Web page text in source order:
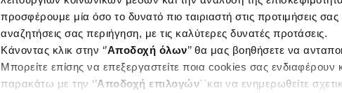
προσφέρουμε μία όσο το δυνατό πιο ταιριαστή στις προτιμήσεις σας
αναζητήσεις σας περιήγηση, με τις καλύτερες δυνατές προτάσεις.
Κάνοντας κλικ στην ‘’Αποδοχή όλων’’ θα μας βοηθήσετε να
Μπορείτε επίσης να επεξεργαστείτε ποια cookies σας ενδιαφέρουν
παρακάτω με την ‘’Αποδοχή επιλογών΄΄και να ενημερωθείτε